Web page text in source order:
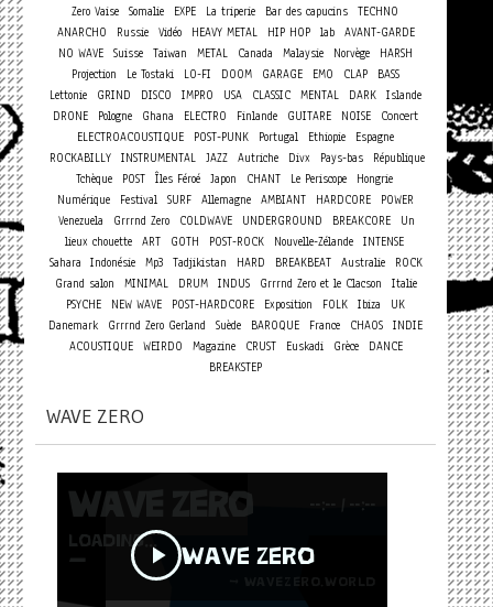
Zero Vaise
Somalie EXPE La triperie Bar des capucins
TECHNO
ANARCHO
Russie Vidéo HEAVY METAL HIP HOP lab
AVANT-GARDE
NO WAVE Suisse Taiwan METAL Canada Malaysie Norvège
HARSH
Projection
Le Tostaki LO-FI DOOM GARAGE EMO CLAP
BASS
Lettonie
GRIND DISCO IMPRO USA CLASSIC MENTAL DARK Islande
DRONE
Pologne Ghana ELECTRO Finlande GUITARE NOISE Concert
ELECTROACOUSTIQUE POST-PUNK Portugal Ethiopie
Espagne
ROCKABILLY
INSTRUMENTAL JAZZ Autriche Divx Pays-bas
République
Tchèque
POST Îles Féroé Japon CHANT Le Periscope
Hongrie
Numérique
Festival SURF Allemagne AMBIANT HARDCORE
POWER
Venezuela
Grrrnd Zero COLDWAVE UNDERGROUND BREAKCORE
Un
lieux chouette ART GOTH POST-ROCK Nouvelle-Zélande INTENSE
Sahara Indonésie Mp3 Tadjikistan HARD BREAKBEAT Australie
ROCK
Grand salon
MINIMAL DRUM INDUS Grrrnd Zero et le Clacson
Italie
PSYCHE
NEW WAVE POST-HARDCORE Exposition FOLK Ibiza
UK
Danemark
Grrrnd Zero Gerland Suède BAROQUE France CHAOS INDIE
ACOUSTIQUE
WEIRDO Magazine CRUST Euskadi Grèce
DANCE
BREAKSTEP
WAVE ZERO